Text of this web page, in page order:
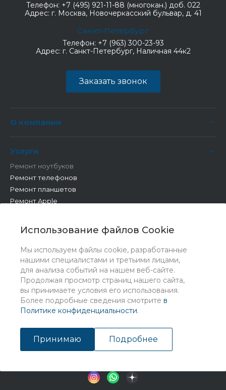
Использование файлов Cookie
Мы используем файлы cookie, разработанные
нашими специалистами и третьими лицами,
для анализа событий на нашем веб-сайте.
Продолжая просмотр страниц нашего сайта,
вы принимаете условия его использования.
Более подробные сведения смотрите в
Политике конфиденциальности.
Принимаю Подробнее
Телефон: +7 (495) 921-11-88 (многокан.) доб. 022
Адрес: г. Москва, Новочеркасский бульвар, д. 41
Санкт-Петербург
Телефон: +7 (963) 300-23-93
Адрес: г. Санкт-Петербург, Наличная 44к2
Заказать звонок
О компании
Услуги
Ремонт ноутбуков
Ремонт телефонов
Ремонт планшетов
Ремонт Apple